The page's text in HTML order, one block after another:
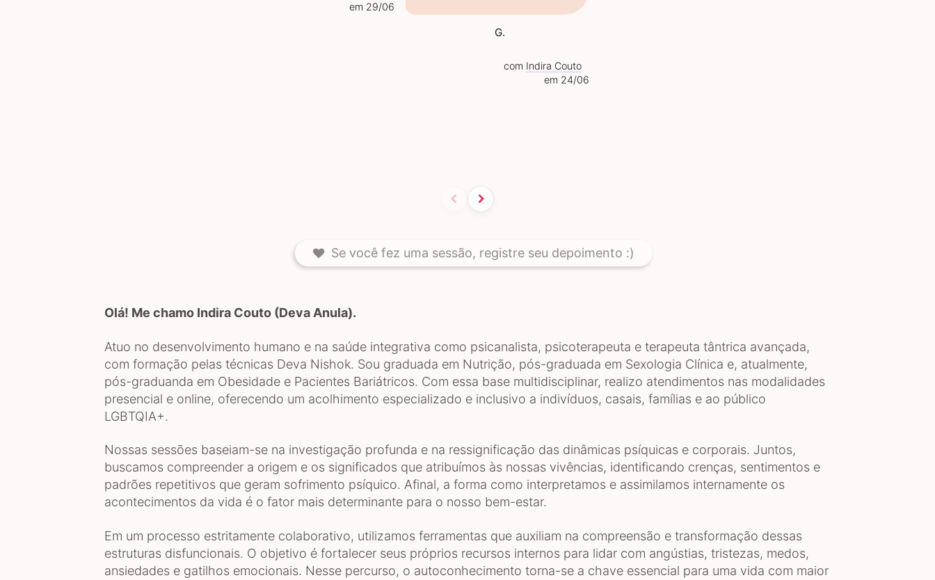
em 29/06
G.
com Indira Couto
em 24/06
Se você fez uma sessão, registre seu depoimento :)
Olá! Me chamo Indira Couto (Deva Anula).
Atuo no desenvolvimento humano e na saúde integrativa como psicanalista, psicoterapeuta e terapeuta tântrica avançada,
com formação pelas técnicas Deva Nishok. Sou graduada em Nutrição, pós-graduada em Sexologia Clínica e, atualmente,
pós-graduanda em Obesidade e Pacientes Bariátricos. Com essa base multidisciplinar, realizo atendimentos nas modalidades
presencial e online, oferecendo um acolhimento especializado e inclusivo a indivíduos, casais, famílias e ao público
LGBTQIA+.
Nossas sessões baseiam-se na investigação profunda e na ressignificação das dinâmicas psíquicas e corporais. Juntos,
buscamos compreender a origem e os significados que atribuímos às nossas vivências, identificando crenças, sentimentos e
padrões repetitivos que geram sofrimento psíquico. Afinal, a forma como interpretamos e assimilamos internamente os
acontecimentos da vida é o fator mais determinante para o nosso bem-estar.
Em um processo estritamente colaborativo, utilizamos ferramentas que auxiliam na compreensão e transformação dessas
estruturas disfuncionais. O objetivo é fortalecer seus próprios recursos internos para lidar com angústias, tristezas, medos,
ansiedades e gatilhos emocionais. Nesse percurso, o autoconhecimento torna-se a chave essencial para uma vida com maior